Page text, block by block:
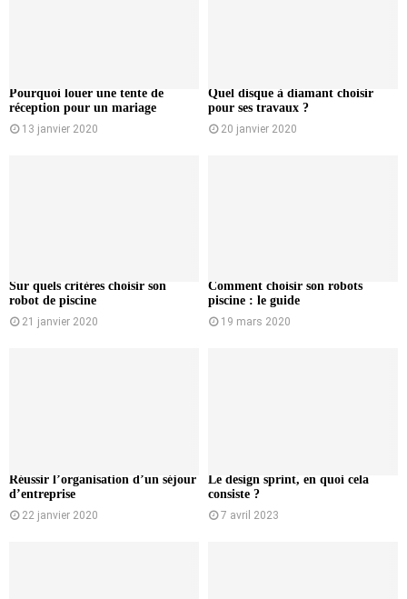
Pourquoi louer une tente de
réception pour un mariage
13 janvier 2020
Quel disque à diamant choisir
pour ses travaux ?
20 janvier 2020
Sur quels critères choisir son
robot de piscine
21 janvier 2020
Comment choisir son robots
piscine : le guide
19 mars 2020
Réussir l’organisation d’un séjour
d’entreprise
22 janvier 2020
Le design sprint, en quoi cela
consiste ?
7 avril 2023